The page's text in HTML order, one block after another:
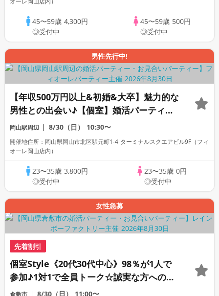
45〜59歳 4,300円
◎受付中
45〜59歳 500円
◎受付中
男性先行中!
【年収500万円以上&初婚&大卒】魅力的な
男性との出会い♪【個室】婚活パーティー
～真剣な出会い～
岡山駅周辺 8/30（日） 10:30〜
開催地住所：岡山県岡山市北区駅元町1-4 ターミナルスクエアビル9F（フィ
オーレ岡山店内）
23〜35歳 3,800円
◎受付中
23〜35歳 0円
◎受付中
女性急募
先着割引
個室Style《20代30代中心》98％が1人で
参加♪1対1で全員トーク☆誠実な方への婚
活パーティー
倉敷市 8/30（日） 11:00〜